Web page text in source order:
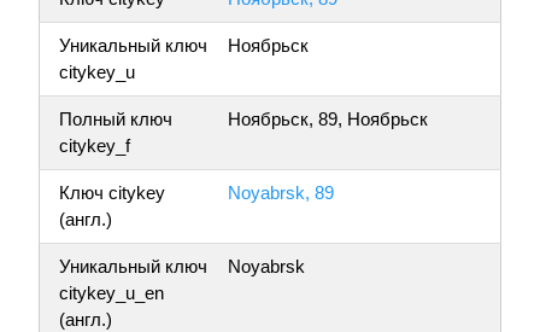
Уникальный ключ
citykey_u
Ноябрьск
Полный ключ
citykey_f
Ноябрьск, 89, Ноябрьск
Ключ citykey
(англ.)
Noyabrsk, 89
Уникальный ключ
citykey_u_en
(англ.)
Noyabrsk